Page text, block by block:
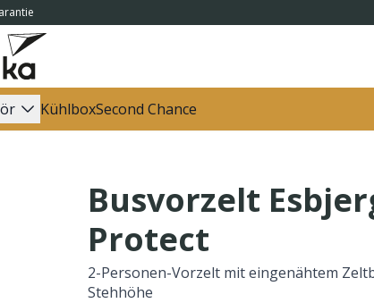
KühlboxSecond Chance
Busvorzelt
Protect
2-Personen-Vorzelt mit eingenähtem
Stehhöhe